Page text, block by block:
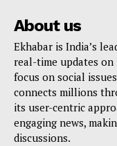
About us
Ekhabar is India’s
real-time updates
focus on social
connects millions
its user-centric
engaging news,
discussions.